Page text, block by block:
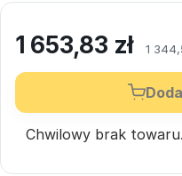
1 653,83 zł 1
Chwilowy brak towaru.